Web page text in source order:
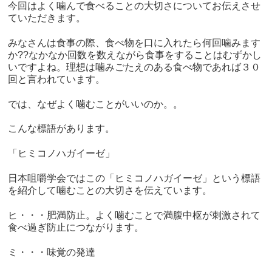
今回はよく噛んで食べることの大切さについてお伝えさせ
ていただきます。
みなさんは食事の際、食べ物を口に入れたら何回噛みます
か??なかなか回数を数えながら食事をすることはむずかし
いですよね。理想は噛みごたえのある食べ物であれば３０
回と言われています。
では、なぜよく噛むことがいいのか。。
こんな標語があります。
「ヒミコノハガイーゼ」
日本咀嚼学会ではこの「ヒミコノハガイーゼ」という標語
を紹介して噛むことの大切さを伝えています。
ヒ・・・肥満防止。よく噛むことで満腹中枢が刺激されて
食べ過ぎ防止につながります。
ミ・・・味覚の発達